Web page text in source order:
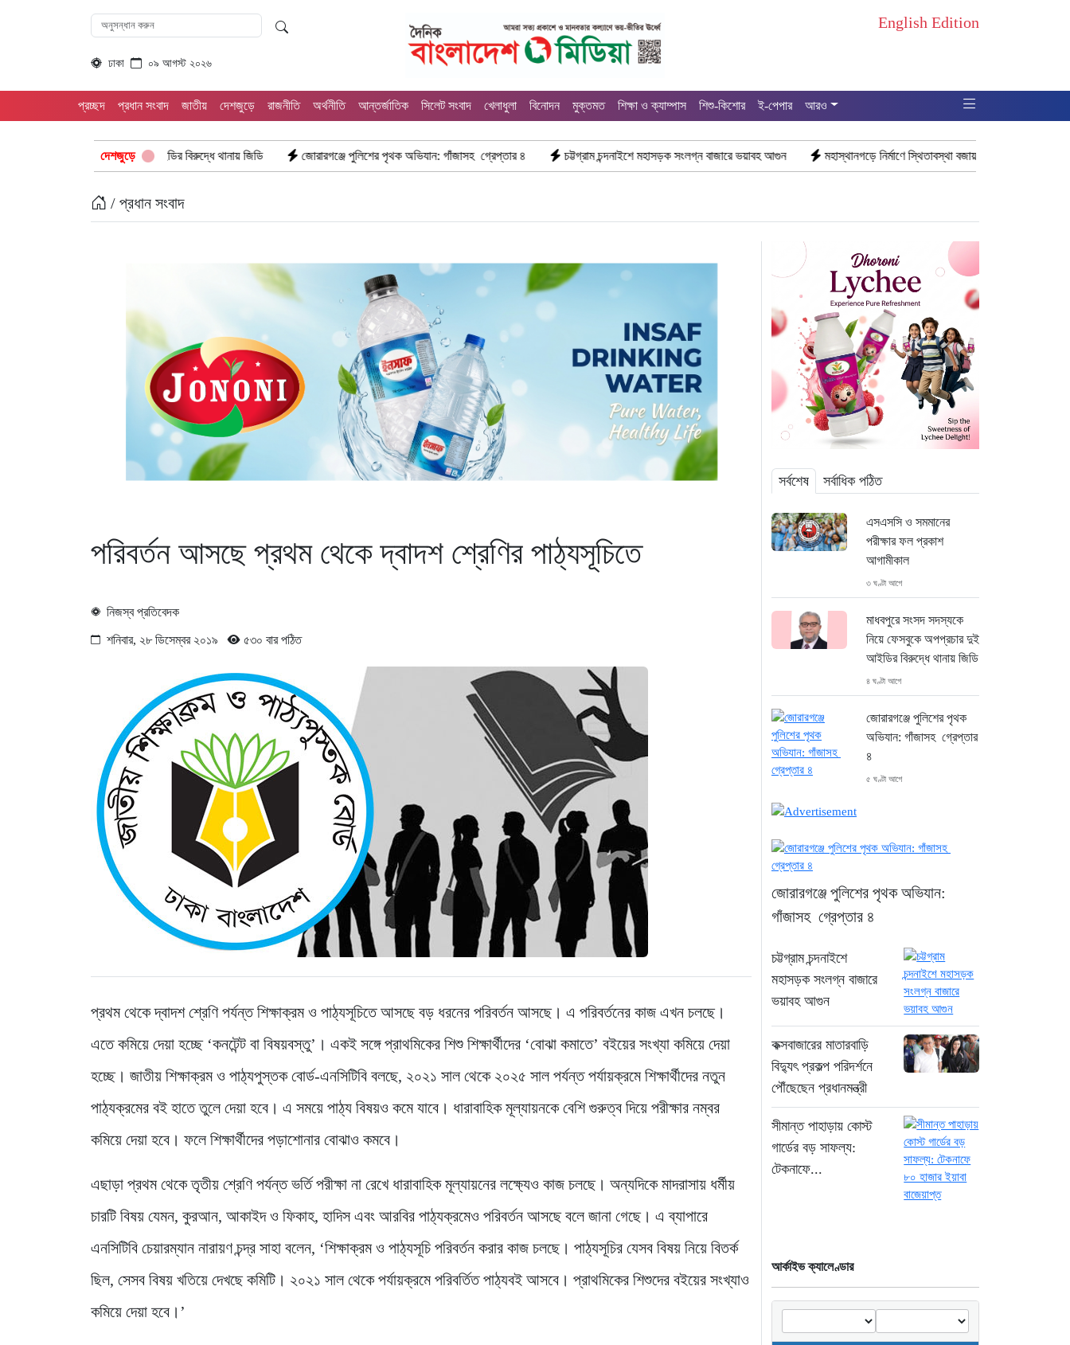
ঢাকা ০৯ আগস্ট ২০২৬
English Edition
প্রচ্ছদ প্রধান সংবাদ জাতীয় দেশজুড়ে রাজনীতি অর্থনীতি আন্তর্জাতিক সিলেট সংবাদ খেলাধুলা বিনোদন মুক্তমত শিক্ষা ও ক্যাম্পাস শিশু-কিশোর ই-পেপার আরও
দেশজুড়ে
দুই আইডির বিরুদ্ধে থানায় জিডি জোরারগঞ্জে পুলিশের পৃথক অভিযান: গাঁজাসহ গ্রেপ্তার ৪ চট্টগ্রাম চন্দনাইশে মহাসড়ক সংলগ্ন বাজারে ভয়াবহ আগুন মহাস্থানগড়ে নির্মাণে স্থিতাবস্থা বজায় রাখার নির্দেশ, আপিলের অনুমতি পেল সরকার
/ প্রধান সংবাদ
পরিবর্তন আসছে প্রথম থেকে দ্বাদশ শ্রেণির পাঠ্যসূচিতে
নিজস্ব প্রতিবেদক
শনিবার, ২৮ ডিসেম্বর ২০১৯ ৫৩০ বার পঠিত
প্রথম থেকে দ্বাদশ শ্রেণি পর্যন্ত শিক্ষাক্রম ও পাঠ্যসূচিতে আসছে বড় ধরনের পরিবর্তন আসছে। এ পরিবর্তনের কাজ এখন চলছে।
এতে কমিয়ে দেয়া হচ্ছে ‘কনটেন্ট বা বিষয়বস্তু’। একই সঙ্গে প্রাথমিকের শিশু শিক্ষার্থীদের ‘বোঝা কমাতে’ বইয়ের সংখ্যা কমিয়ে দেয়া
হচ্ছে। জাতীয় শিক্ষাক্রম ও পাঠ্যপুস্তক বোর্ড-এনসিটিবি বলছে, ২০২১ সাল থেকে ২০২৫ সাল পর্যন্ত পর্যায়ক্রমে শিক্ষার্থীদের নতুন
পাঠ্যক্রমের বই হাতে তুলে দেয়া হবে। এ সময়ে পাঠ্য বিষয়ও কমে যাবে। ধারাবাহিক মূল্যায়নকে বেশি গুরুত্ব দিয়ে পরীক্ষার নম্বর
কমিয়ে দেয়া হবে। ফলে শিক্ষার্থীদের পড়াশোনার বোঝাও কমবে।
এছাড়া প্রথম থেকে তৃতীয় শ্রেণি পর্যন্ত ভর্তি পরীক্ষা না রেখে ধারাবাহিক মূল্যায়নের লক্ষ্যেও কাজ চলছে। অন্যদিকে মাদরাসায় ধর্মীয়
চারটি বিষয় যেমন, কুরআন, আকাইদ ও ফিকাহ, হাদিস এবং আরবির পাঠ্যক্রমেও পরিবর্তন আসছে বলে জানা গেছে। এ ব্যাপারে
এনসিটিবি চেয়ারম্যান নারায়ণ চন্দ্র সাহা বলেন, ‘শিক্ষাক্রম ও পাঠ্যসূচি পরিবর্তন করার কাজ চলছে। পাঠ্যসূচির যেসব বিষয় নিয়ে বিতর্ক
ছিল, সেসব বিষয় খতিয়ে দেখছে কমিটি। ২০২১ সাল থেকে পর্যায়ক্রমে পরিবর্তিত পাঠ্যবই আসবে। প্রাথমিকের শিশুদের বইয়ের সংখ্যাও
কমিয়ে দেয়া হবে।’
সর্বশেষ সর্বাধিক পঠিত
এসএসসি ও সমমানের
পরীক্ষার ফল প্রকাশ
আগামীকাল
৩ ঘণ্টা আগে
মাধবপুরে সংসদ সদস্যকে
নিয়ে ফেসবুকে অপপ্রচার দুই
আইডির বিরুদ্ধে থানায় জিডি
৪ ঘণ্টা আগে
জোরারগঞ্জে পুলিশের পৃথক
অভিযান: গাঁজাসহ গ্রেপ্তার
৪
৫ ঘণ্টা আগে
৬ ঘণ্টা আগে
“হাসিনার অনুমতিতেই
ইন্টারনেট বন্ধের পরিকল্পনা
বাস্তবায়ন করেন কাদের”
“চাঁদপুরে ঝটিকা সফরে
স্বাস্থ্যমন্ত্রী, সিভিল সার্জনকে
বদলির নির্দেশ”
৬ ঘণ্টা আগে
বিএনপির দুটি মনোনয়নপত্র
যুক্তরাষ্ট্রের সামনে ইরানের
মহাস্থানগড়ে নির্মাণে
স্থিতাবস্থা বজায় রাখার
নির্দেশ, আপিলের অনুমতি
জোরারগঞ্জে পুলিশের পৃথক অভিযান:
গাঁজাসহ গ্রেপ্তার ৪
চট্টগ্রাম চন্দনাইশে
মহাসড়ক সংলগ্ন বাজারে
ভয়াবহ আগুন
কক্সবাজারের মাতারবাড়ি
বিদ্যুৎ প্রকল্প পরিদর্শনে
পৌঁছেছেন প্রধানমন্ত্রী
সীমান্ত পাহাড়ায় কোস্ট
গার্ডের বড় সাফল্য:
টেকনাফে...
আর্কাইভ ক্যালেণ্ডার